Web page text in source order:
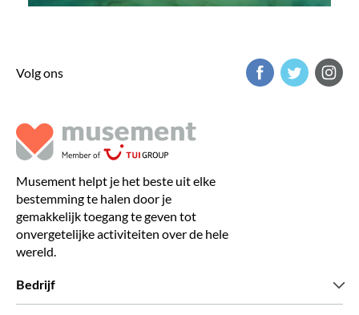
Volg ons
Musement helpt je het beste uit elke
bestemming te halen door je
gemakkelijk toegang te geven tot
onvergetelijke activiteiten over de hele
wereld.
Bedrijf